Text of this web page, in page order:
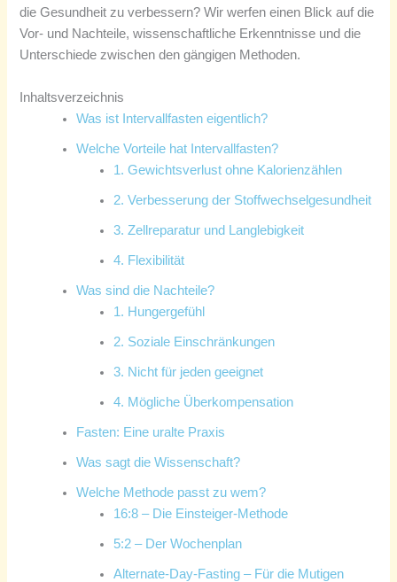
die Gesundheit zu verbessern? Wir werfen einen Blick auf die
Vor- und Nachteile, wissenschaftliche Erkenntnisse und die
Unterschiede zwischen den gängigen Methoden.
Inhaltsverzeichnis
Was ist Intervallfasten eigentlich?
Welche Vorteile hat Intervallfasten?
1. Gewichtsverlust ohne Kalorienzählen
2. Verbesserung der Stoffwechselgesundheit
3. Zellreparatur und Langlebigkeit
4. Flexibilität
Was sind die Nachteile?
1. Hungergefühl
2. Soziale Einschränkungen
3. Nicht für jeden geeignet
4. Mögliche Überkompensation
Fasten: Eine uralte Praxis
Was sagt die Wissenschaft?
Welche Methode passt zu wem?
16:8 – Die Einsteiger-Methode
5:2 – Der Wochenplan
Alternate-Day-Fasting – Für die Mutigen